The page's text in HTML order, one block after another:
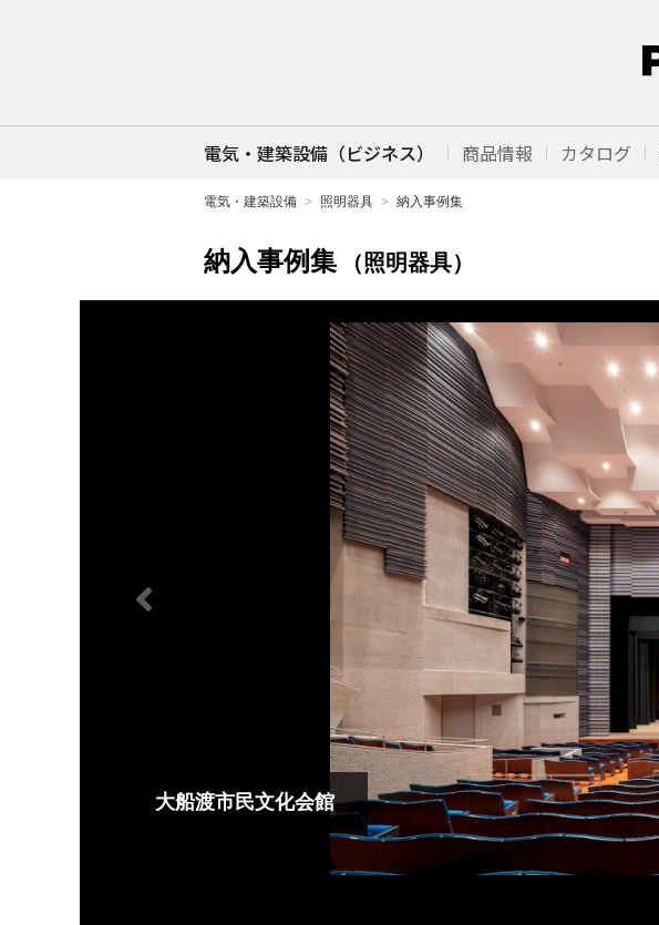
電気・建築設備（ビジネス） 商品情報 カタログ
電気・建築設備 照明器具 納入事例集
納入事例集 （照明器具）
大船渡市民文化会館